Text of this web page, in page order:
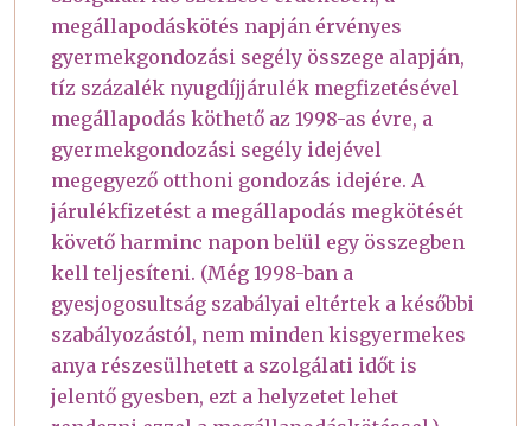
megállapodáskötés napján érvényes
gyermekgondozási segély összege alapján,
tíz százalék nyugdíjjárulék megfizetésével
megállapodás köthető az 1998-as évre, a
gyermekgondozási segély idejével
megegyező otthoni gondozás idejére. A
járulékfizetést a megállapodás megkötését
követő harminc napon belül egy összegben
kell teljesíteni. (Még 1998-ban a
gyesjogosultság szabályai eltértek a későbbi
szabályozástól, nem minden kisgyermekes
anya részesülhetett a szolgálati időt is
jelentő gyesben, ezt a helyzetet lehet